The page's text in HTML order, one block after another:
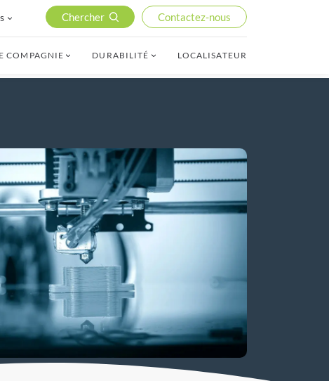
Chercher Contactez-nous
COMPAGNIE DURABILITÉ LOCALISATEUR